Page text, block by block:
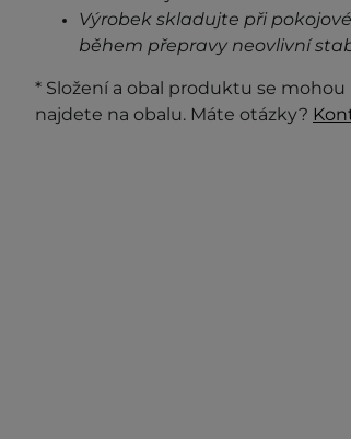
Výrobek skladujte při
během přepravy neovlivní
* Složení a obal produktu se
najdete na obalu. Máte otázky?